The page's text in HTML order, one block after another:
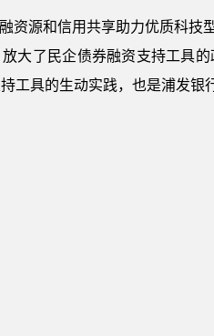
资源和信用共享助力优质科
大了民企债券融资支持工具
工具的生动实践，也是浦发银